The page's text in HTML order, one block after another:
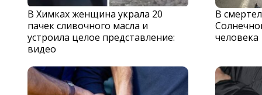
В Химках женщина украла 20
пачек сливочного масла и
устроила целое представление:
видео
В
человека